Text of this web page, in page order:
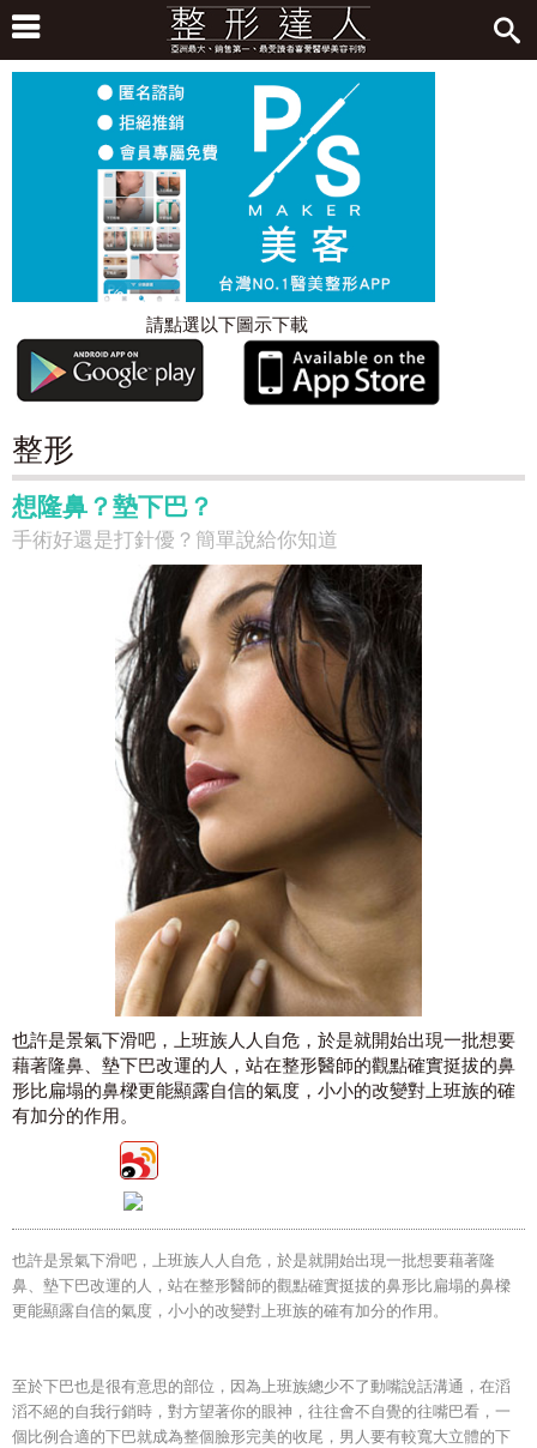
請點選以下圖示下載
整形
想隆鼻？墊下巴？
手術好還是打針優？簡單說給你知道
也許是景氣下滑吧，上班族人人自危，於是就開始出現一批想要
藉著隆鼻、墊下巴改運的人，站在整形醫師的觀點確實挺拔的鼻
形比扁塌的鼻樑更能顯露自信的氣度，小小的改變對上班族的確
有加分的作用。
也許是景氣下滑吧，上班族人人自危，於是就開始出現一批想要藉著隆
鼻、墊下巴改運的人，站在整形醫師的觀點確實挺拔的鼻形比扁塌的鼻樑
更能顯露自信的氣度，小小的改變對上班族的確有加分的作用。
至於下巴也是很有意思的部位，因為上班族總少不了動嘴說話溝通，在滔
滔不絕的自我行銷時，對方望著你的眼神，往往會不自覺的往嘴巴看，一
個比例合適的下巴就成為整個臉形完美的收尾，男人要有較寬大立體的下